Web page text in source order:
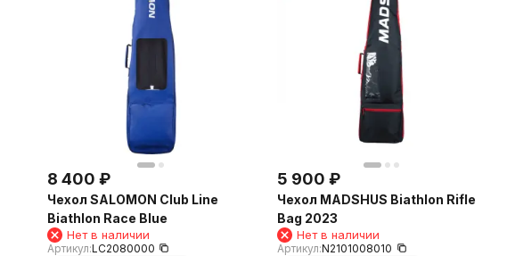
8 400 ₽
Чехол SALOMON Club Line
Biathlon Race Blue
Нет в наличии
Артикул:LC2080000
5 900 ₽
Чехол MADSHUS Biathlon Rifle
Bag 2023
Нет в наличии
Артикул:N2101008010